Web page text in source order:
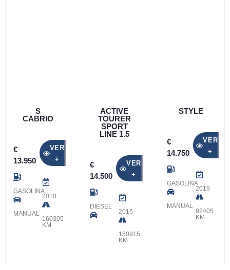
S
CABRIO
€
13.950
VER
+
GASOLINA
MANUAL
2010
160305
KM
ACTIVE
TOURER
SPORT
LINE 1.5
€
14.500
VER
+
DIESEL
2016
150915
KM
STYLE
€
14.750
VER
+
GASOLINA
MANUAL
2019
92405
KM